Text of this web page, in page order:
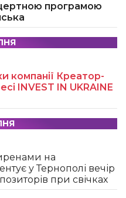
програмою
компанії Креатор-
INVEST IN UKRAINE
на
у Тернополі вечір
при свічках